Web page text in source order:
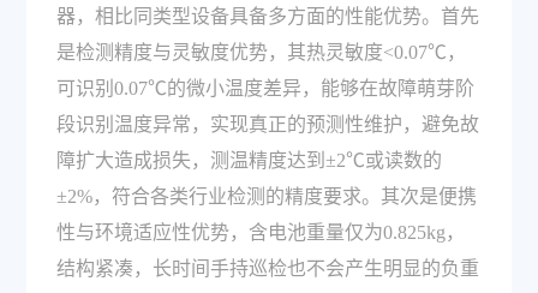
器，相比同类型设备具备多方面的性能优势。首先
是检测精度与灵敏度优势，其热灵敏度<0.07℃，
可识别0.07℃的微小温度差异，能够在故障萌芽阶
段识别温度异常，实现真正的预测性维护，避免故
障扩大造成损失，测温精度达到±2℃或读数的
±2%，符合各类行业检测的精度要求。其次是便携
性与环境适应性优势，含电池重量仅为0.825kg，
结构紧凑，长时间手持巡检也不会产生明显的负重